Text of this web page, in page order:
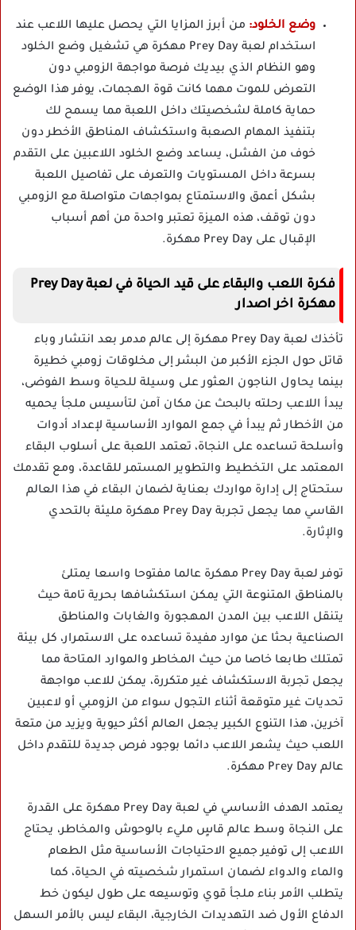
وضع الخلود: من أبرز المزايا التي يحصل عليها اللاعب عند
استخدام لعبة Prey Day مهكرة هي تشغيل وضع الخلود
وهو النظام الذي بيديك فرصة مواجهة الزومبي دون
التعرض للموت مهما كانت قوة الهجمات، يوفر هذا الوضع
حماية كاملة لشخصيتك داخل اللعبة مما يسمح لك
بتنفيذ المهام الصعبة واستكشاف المناطق الأخطر دون
خوف من الفشل، يساعد وضع الخلود اللاعبين على التقدم
بسرعة داخل المستويات والتعرف على تفاصيل اللعبة
بشكل أعمق والاستمتاع بمواجهات متواصلة مع الزومبي
دون توقف، هذه الميزة تعتبر واحدة من أهم أسباب
الإقبال على Prey Day مهكرة.
فكرة اللعب والبقاء على قيد الحياة في لعبة Prey Day
مهكرة اخر اصدار
تأخذك لعبة Prey Day مهكرة إلى عالم مدمر بعد انتشار وباء
قاتل حول الجزء الأكبر من البشر إلى مخلوقات زومبي خطيرة
بينما يحاول الناجون العثور على وسيلة للحياة وسط الفوضى،
يبدأ اللاعب رحلته بالبحث عن مكان آمن لتأسيس ملجأ يحميه
من الأخطار ثم يبدأ في جمع الموارد الأساسية لإعداد أدوات
وأسلحة تساعده على النجاة، تعتمد اللعبة على أسلوب البقاء
المعتمد على التخطيط والتطوير المستمر للقاعدة، ومع تقدمك
ستحتاج إلى إدارة مواردك بعناية لضمان البقاء في هذا العالم
القاسي مما يجعل تجربة Prey Day مهكرة مليئة بالتحدي
والإثارة.
توفر لعبة Prey Day مهكرة عالما مفتوحا واسعا يمتلئ
بالمناطق المتنوعة التي يمكن استكشافها بحرية تامة حيث
يتنقل اللاعب بين المدن المهجورة والغابات والمناطق
الصناعية بحثا عن موارد مفيدة تساعده على الاستمرار، كل بيئة
تمتلك طابعا خاصا من حيث المخاطر والموارد المتاحة مما
يجعل تجربة الاستكشاف غير متكررة، يمكن للاعب مواجهة
تحديات غير متوقعة أثناء التجول سواء من الزومبي أو لاعبين
آخرين، هذا التنوع الكبير يجعل العالم أكثر حيوية ويزيد من متعة
اللعب حيث يشعر اللاعب دائما بوجود فرص جديدة للتقدم داخل
عالم Prey Day مهكرة.
يعتمد الهدف الأساسي في لعبة Prey Day مهكرة على القدرة
على النجاة وسط عالم قاسٍ مليء بالوحوش والمخاطر، يحتاج
اللاعب إلى توفير جميع الاحتياجات الأساسية مثل الطعام
والماء والدواء لضمان استمرار شخصيته في الحياة، كما
يتطلب الأمر بناء ملجأ قوي وتوسيعه على طول ليكون خط
الدفاع الأول ضد التهديدات الخارجية، البقاء ليس بالأمر السهل